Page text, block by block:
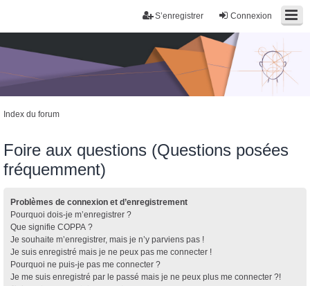
Connexion
S’enregistrer
Index du forum
Foire aux questions (Questions posées
fréquemment)
Problèmes de connexion et d’enregistrement
Pourquoi dois-je m’enregistrer ?
Que signifie COPPA ?
Je souhaite m’enregistrer, mais je n’y parviens pas !
Je suis enregistré mais je ne peux pas me connecter !
Pourquoi ne puis-je pas me connecter ?
Je me suis enregistré par le passé mais je ne peux plus me connecter ?!